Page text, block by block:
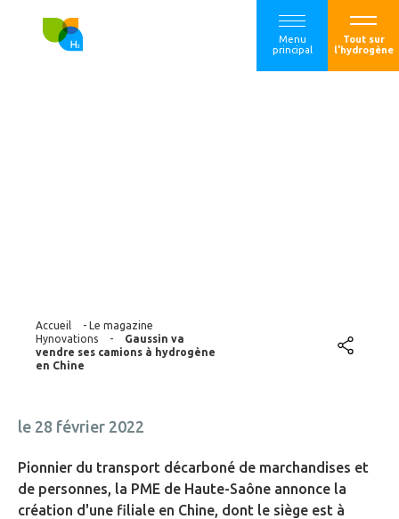
Menu
principal
Tout sur
l'hydrogène
Accueil - Le magazine
Hynovations
-
Gaussin va
vendre ses camions à hydrogène
en Chine
le 28 février 2022
Pionnier du transport décarboné de marchandises et
de personnes, la PME de Haute-Saône annonce la
création d'une filiale en Chine, dont le siège est à